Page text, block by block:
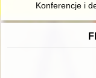
Konferencje i